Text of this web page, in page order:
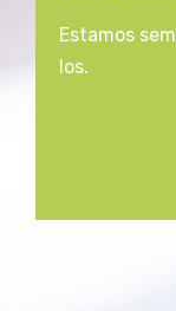
Estamos
los.